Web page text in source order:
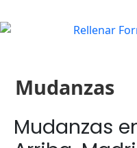
Mudanzas
Mudanzas